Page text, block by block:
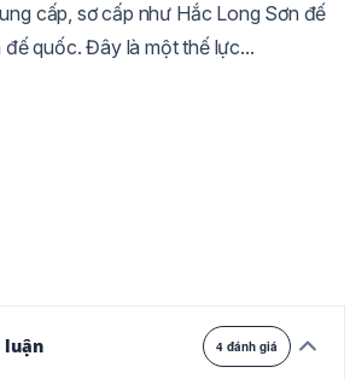
Ngà Vàng
cấp, sơ cấp như Hắc Long Sơn đế
quốc. Đây là một thế lực...
luận 4 đánh giá